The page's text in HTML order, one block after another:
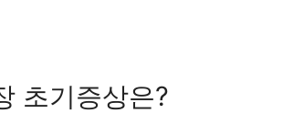
초기증상은?